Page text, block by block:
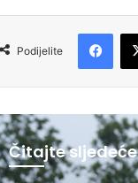
Podijelite
Čitajte sljedeće